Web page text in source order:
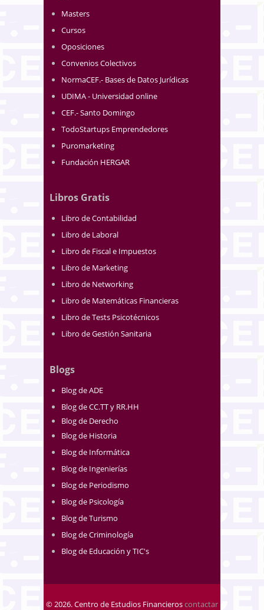
Masters
Cursos
Oposiciones
Convenios Colectivos
NormaCEF.- Bases de Datos Jurídicas
UDIMA - Universidad online
CEF.- Santo Domingo
TodoStartups Emprendedores
Puromarketing
Fundación HERGAR
Libros Gratis
Libro de Contabilidad
Libro de Laboral
Libro de Fiscal e Impuestos
Libro de Marketing
Libro de Networking
Libro de Matemáticas Financieras
Libro de Tests Psicotécnicos
Libro de Gestión Sanitaria
Blogs
Blog de ADE
Blog de CC.TT y RR.HH
Blog de Derecho
Blog de Historia
Blog de Informática
Blog de Ingenierías
Blog de Periodismo
Blog de Psicología
Blog de Turismo
Blog de Criminología
Blog de Educación y TIC's
© 2026. Centro de Estudios Financieroscontactar